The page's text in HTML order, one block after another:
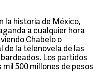
la historia de México,
a cualquier hora
Chabelo o
de la telenovela de las
Los partidos
500 millones de pesos